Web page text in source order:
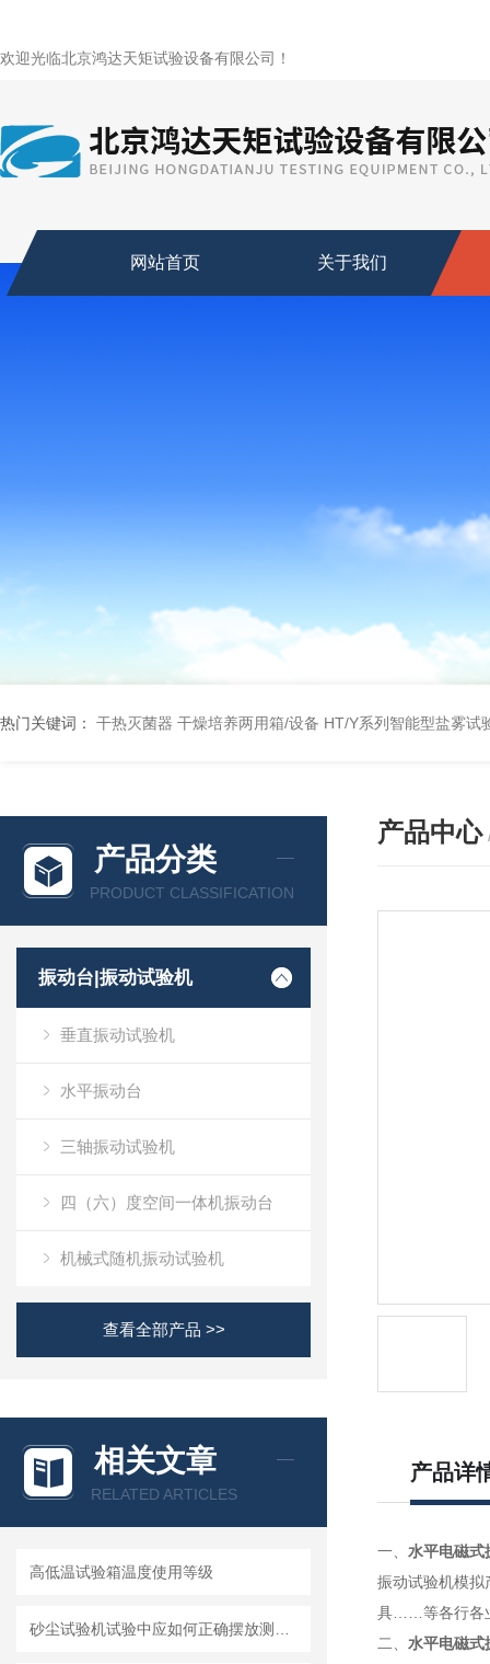
欢迎光临北京鸿达天矩试验设备有限公司！
网站首页 关于我们
热门关键词： 干热灭菌器 干燥培养两用箱/设备 HT/Y系列智能型盐雾试
产品分类
PRODUCT CLASSIFICATION
振动台|振动试验机
垂直振动试验机
水平振动台
三轴振动试验机
四（六）度空间一体机振动台
机械式随机振动试验机
查看全部产品 >>
相关文章
RELATED ARTICLES
高低温试验箱温度使用等级
产品中心
产品详
一、 水平电磁式
振动试验机模拟
具……等各行各
二、 水平电磁式